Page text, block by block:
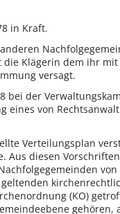
in Kraft.
Klägerin dem ihr mit
versagt.
bei der
von
Verteilungsplan
Aus diesen
(KO)